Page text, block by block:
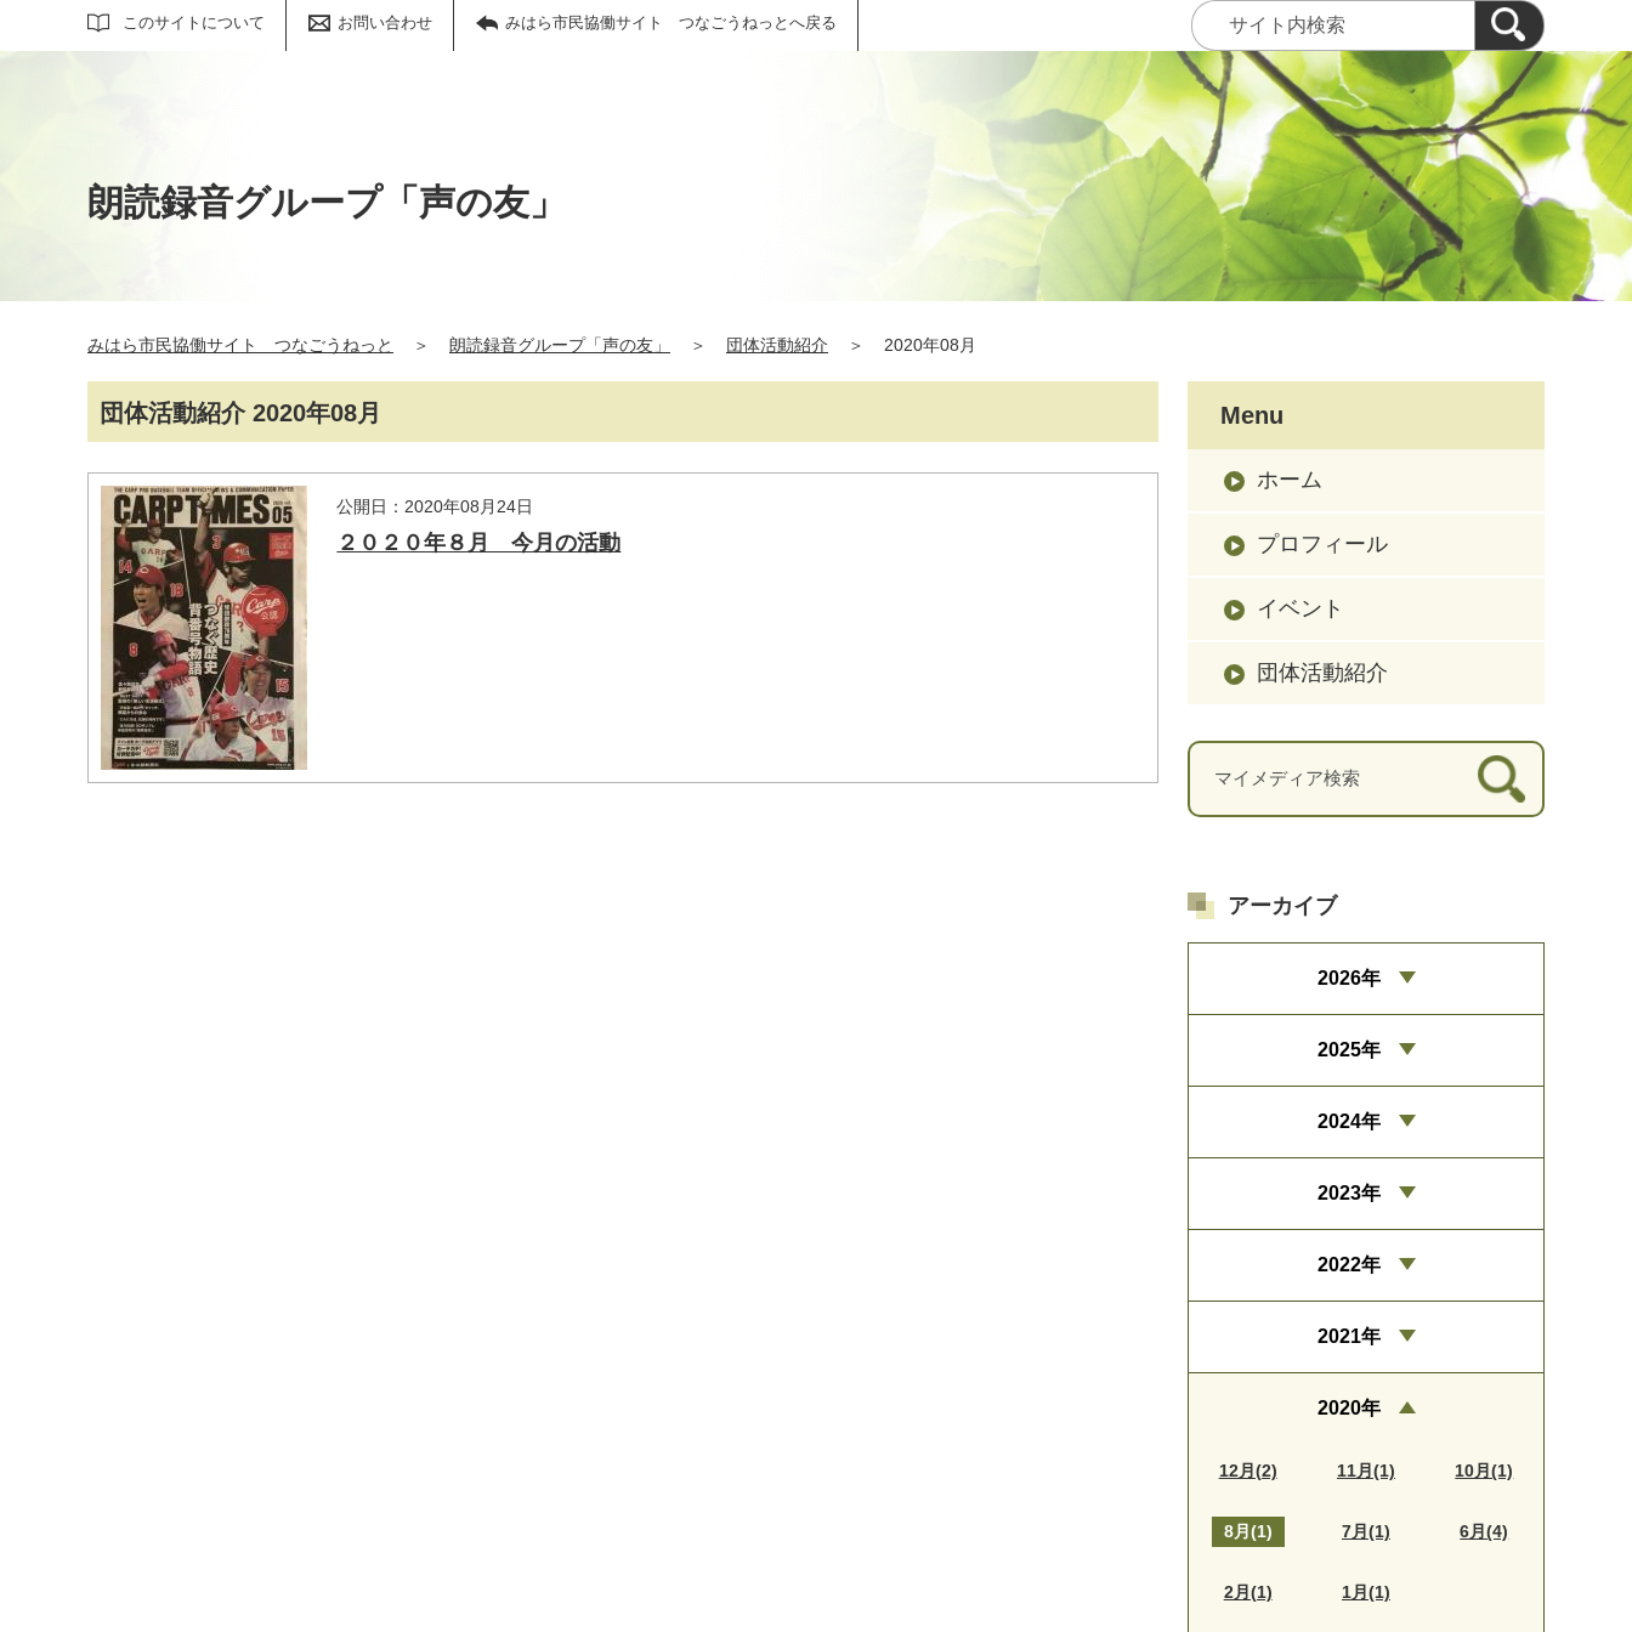
このサイトについて お問い合わせ みはら市民協働サイト つなごうねっとへ戻る
サイト内検索
朗読録音グループ「声の友」
みはら市民協働サイト つなごうねっと ＞ 朗読録音グループ「声の友」 ＞ 団体活動紹介 ＞ 2020年08月
団体活動紹介 2020年08月
公開日：2020年08月24日
２０２０年８月 今月の活動
Menu
ホーム
プロフィール
イベント
団体活動紹介
マイメディア検索
アーカイブ
2026年
2025年
2024年
2023年
2022年
2021年
2020年
12月(2) 11月(1) 10月(1)
8月(1) 7月(1) 6月(4)
2月(1) 1月(1)